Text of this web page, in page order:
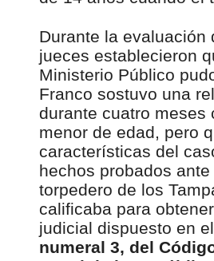
Durante la evaluación
jueces establecieron
Ministerio Público
Franco sostuvo una
durante cuatro meses
menor de edad, pero
características del
hechos probados
torpedero de los
calificaba para
judicial dispuesto en el
numeral 3, del